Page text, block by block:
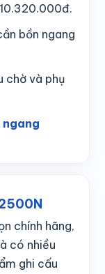
bồn ngang
chờ và phụ
ngang
chính hãng,
có nhiều
ghi cấu